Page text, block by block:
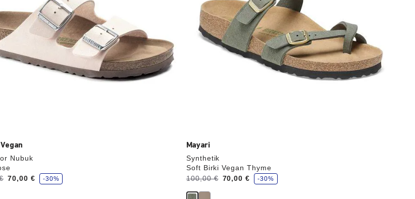
Nubuk
70,00 € -30%
Mayari
Synthetik
Soft Birki Vegan Thyme
Vorher:
100,00 €
Jetzt 70,00 €
S
p
r
-30%